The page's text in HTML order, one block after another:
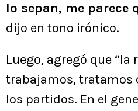
lo sepan, me parece
dijo en tono irónico.
Luego, agregó que “la
trabajamos, tratamos
los partidos. En el